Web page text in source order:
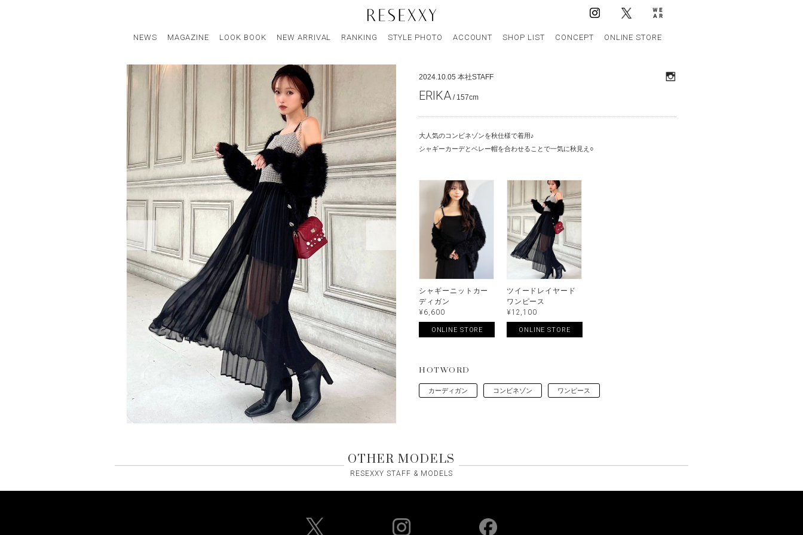
NEWS MAGAZINE LOOK BOOK NEW ARRIVAL RANKING STYLE PHOTO ACCOUNT SHOP LIST CONCEPT ONLINE STORE
STAFF STYLE
2024.10.05 本社STAFF
ERIKA / 157cm
大人気のコンビネゾンを秋仕様で着用♪
シャギーカーデとベレー帽を合わせることで一気に秋見え○
シャギーニットカー
ディガン
¥6,600
ONLINE STORE
ツイードレイヤード
ワンピース
¥12,100
ONLINE STORE
HOTWORD
カーディガン コンビネゾン ワンピース
OTHER MODELS
RESEXXY STAFF & MODELS